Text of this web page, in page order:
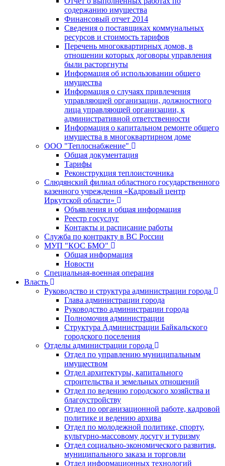
содержанию имущества
Финансовый отчет 2014
Сведения о поставщиках коммунальных
ресурсов и стоимость тарифов
Перечень многоквартирных домов, в
отношении которых договоры управления
были расторгнуты
Информация об использовании общего
имущества
Информация о случаях привлечения
управляющей организации, должностного
лица управляющей организации, к
административной ответственности
Информация о капитальном ремонте общего
имущества в многоквартирном доме
ООО "Теплоснабжение"
Общая документация
Тарифы
Реконструкция теплоисточника
Слюдянский филиал областного государственного
казенного учреждения «Кадровый центр
Иркутской области»
Объявления и общая информация
Реестр госуслуг
Контакты и расписание работы
Служба по контракту в ВС России
МУП "КОС БМО"
Общая информация
Новости
Специальная-военная операция
Власть
Руководство и структура администрации города
Глава администрации города
Руководство администрации города
Полномочия администрации
Структура Администрации Байкальского
городского поселения
Отделы администрации города
Отдел по управлению муниципальным
имуществом
Отдел архитектуры, капитального
строительства и земельных отношений
Отдел по ведению городского хозяйства и
благоустройству
Отдел по организационной работе, кадровой
политике и ведению архива
Отдел по молодежной политике, спорту,
культурно-массовому досугу и туризму
Отдел социально-экономического развития,
муниципального заказа и торговли
Отдел информационных технологий